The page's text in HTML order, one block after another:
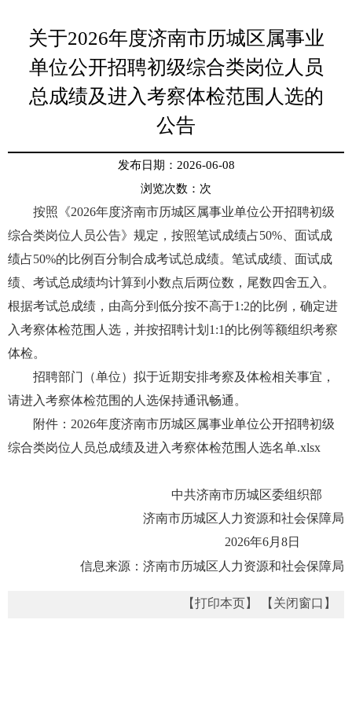
关于2026年度济南市历城区属事业
单位公开招聘初级综合类岗位人员
总成绩及进入考察体检范围人选的
公告
发布日期：2026-06-08
浏览次数： 次
按照《2026年度济南市历城区属事业单位公开招聘初级
综合类岗位人员公告》规定，按照笔试成绩占50%、面试成
绩占50%的比例百分制合成考试总成绩。笔试成绩、面试成
绩、考试总成绩均计算到小数点后两位数，尾数四舍五入。
根据考试总成绩，由高分到低分按不高于1:2的比例，确定进
入考察体检范围人选，并按招聘计划1:1的比例等额组织考察
体检。
招聘部门（单位）拟于近期安排考察及体检相关事宜，
请进入考察体检范围的人选保持通讯畅通。
附件： 2026年度济南市历城区属事业单位公开招聘初级
综合类岗位人员总成绩及进入考察体检范围人选名单.xlsx
中共济南市历城区委组织部
济南市历城区人力资源和社会保障局
2026年6月8日
信息来源：济南市历城区人力资源和社会保障局
【打印本页】 【关闭窗口】